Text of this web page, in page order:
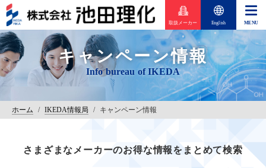
取扱メーカー English
キャンペーン情報
ホーム / IKEDA情報局 / キャンペーン情報
さまざまなメーカーのお得な情報をまとめて検索